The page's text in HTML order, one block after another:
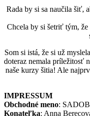
Rada by si sa naučila šiť,
Chcela by si šetriť tým, že
Som si istá, že si už
doteraz nemala príležitosť
naše kurzy šitia! Ale
IMPRESSUM
Obchodné meno:
Konateľka: Anna